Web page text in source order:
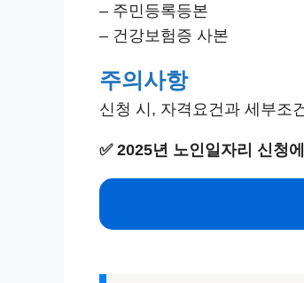
– 주민등록등본
– 건강보험증 사본
주의사항
신청 시, 자격요건과 세부조
✅ 2025년 노인일자리 신청